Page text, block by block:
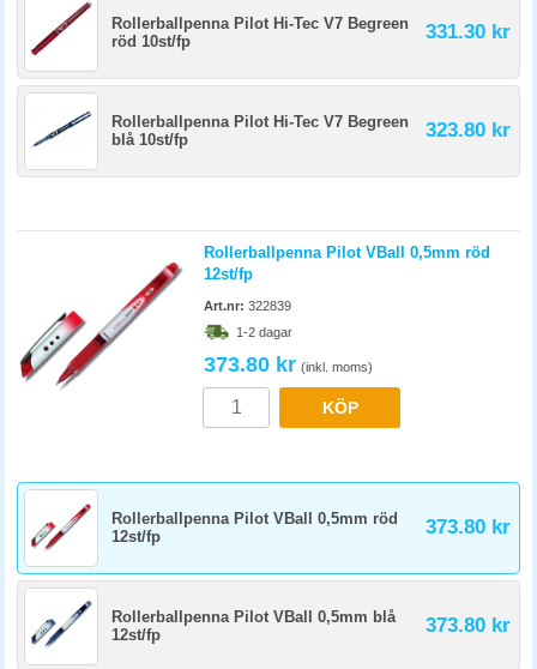
miljömässigt val.
Rollerballpenna Pilot Hi-Tec V7 Begreen
röd 10st/fp
331.30 kr
Rollerballpenna Pilot Hi-Tec V7 Begreen
blå 10st/fp
323.80 kr
Rollerballpenna Pilot VBall 0,5mm röd
12st/fp
Art.nr: 322839
1-2 dagar
373.80 kr (inkl. moms)
KÖP
Rollerballpenna Pilot VBall 0,5mm röd
12st/fp
373.80 kr
Rollerballpenna Pilot VBall 0,5mm blå
12st/fp
373.80 kr